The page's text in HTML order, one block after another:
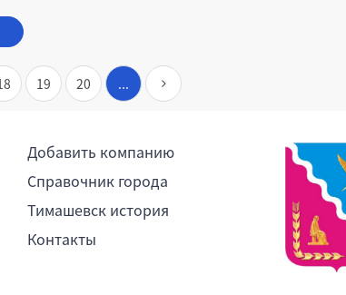
19 20 ...
Добавить компанию
Справочник города
Тимашевск история
Контакты